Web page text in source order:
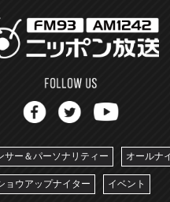
サー＆パーソナリティー オールナ
ョウアップナイター イベント